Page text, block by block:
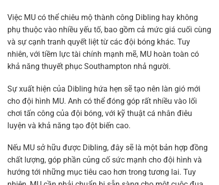
Việc MU có thể chiêu mộ thành công Dibling hay không
phụ thuộc vào nhiều yếu tố, bao gồm cả mức giá cuối cùng
và sự cạnh tranh quyết liệt từ các đội bóng khác. Tuy
nhiên, với tiềm lực tài chính mạnh mẽ, MU hoàn toàn có
khả năng thuyết phục Southampton nhả người.
Sự xuất hiện của Dibling hứa hẹn sẽ tạo nên làn gió mới
cho đội hình MU. Anh có thể đóng góp rất nhiều vào lối
chơi tấn công của đội bóng, với kỹ thuật cá nhân điêu
luyện và khả năng tạo đột biến cao.
Nếu MU sở hữu được Dibling, đây sẽ là một bản hợp đồng
chất lượng, góp phần củng cố sức mạnh cho đội hình và
hướng tới những mục tiêu cao hơn trong tương lai. Tuy